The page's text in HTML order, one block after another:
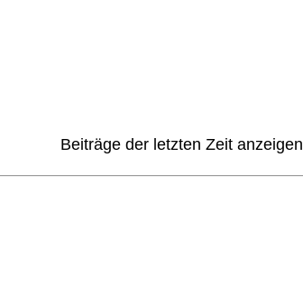
Beiträge der letzten Zeit anzeigen